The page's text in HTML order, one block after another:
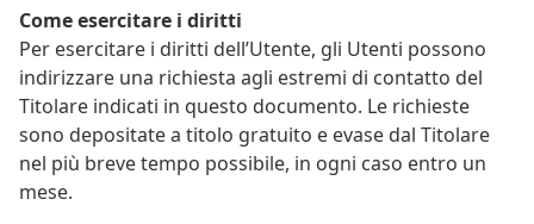
Come esercitare i diritti
Per esercitare i diritti dell’Utente, gli Utenti possono
indirizzare una richiesta agli estremi di contatto del
Titolare indicati in questo documento. Le richieste
sono depositate a titolo gratuito e evase dal Titolare
nel più breve tempo possibile, in ogni caso entro un
mese.